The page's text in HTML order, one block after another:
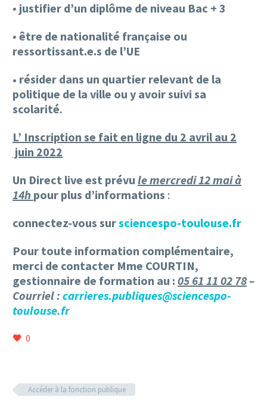
• justifier d’un diplôme de niveau Bac + 3
• être de nationalité française ou
ressortissant.e.s de l’UE
• résider dans un quartier relevant de la
politique de la ville ou y avoir suivi sa
scolarité.
L’ Inscription se fait en ligne du 2 avril au 2
juin 2022
Un Direct live est prévu le mercredi 12 mai à
14h pour plus d’informations :
connectez-vous sursciencespo-toulouse.fr
Pour toute information complémentaire,
merci de contacter Mme COURTIN,
gestionnaire de formation au : 05 61 11 02 78–
Courriel : carrieres.publiques@sciencespo-
toulouse.fr
0
Accéder à la fonction publique